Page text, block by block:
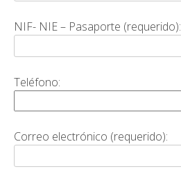
NIF- NIE – Pasaporte (requerido):
Teléfono:
Correo electrónico (requerido):